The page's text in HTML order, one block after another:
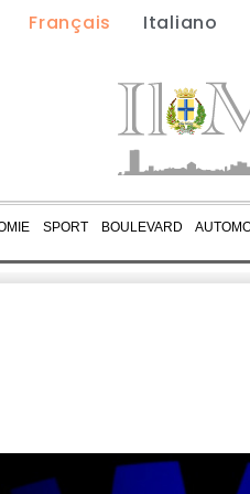
Français Italiano
SPORT BOULEVARD